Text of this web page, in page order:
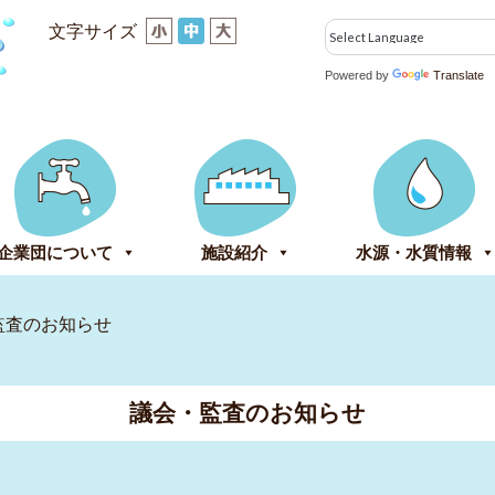
文字サイズ
Powered by Translate
業団について 施設紹介 水源・水質情報
査のお知らせ
議会・監査のお知らせ